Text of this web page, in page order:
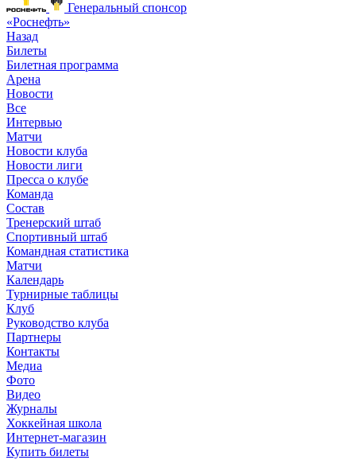
Генеральный спонсор
«Роснефть»
Назад
Билеты
Билетная программа
Арена
Новости
Все
Интервью
Матчи
Новости клуба
Новости лиги
Пресса о клубе
Команда
Состав
Тренерский штаб
Спортивный штаб
Командная статистика
Матчи
Календарь
Турнирные таблицы
Клуб
Руководство клуба
Партнеры
Контакты
Медиа
Фото
Видео
Журналы
Хоккейная школа
Интернет-магазин
Купить билеты